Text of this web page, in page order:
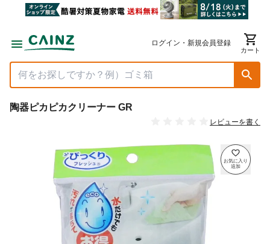
ログイン・新規会員登録
カート
陶器ピカピカクリーナー GR
レビューを書く